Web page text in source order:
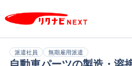
派遣社員 無期雇用派遣